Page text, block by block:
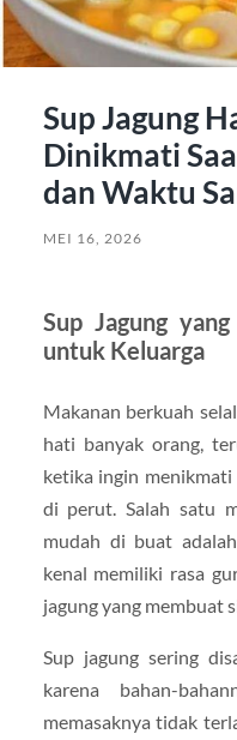
Sup Jagung
Dinikmati
dan Waktu
MEI 16, 2026
Sup Jagungyang
untuk Keluarga
Makanan berkuah
hati banyak orang,
ketika ingin menikmati
di perut. Salah satu
mudah di buat adalah
kenal memiliki rasa
jagung yang membuat
Sup jagung sering
karena bahan-
memasaknya tidak